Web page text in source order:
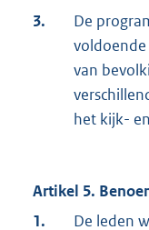
3.
De
van
het kijk-
Artikel 5.
1.
De leden